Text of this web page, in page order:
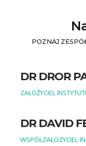
POZNAJ
DR DROR
ZAŁOŻYCIEL
DR DAVID
WSPÓŁZAŁOZYCIEL